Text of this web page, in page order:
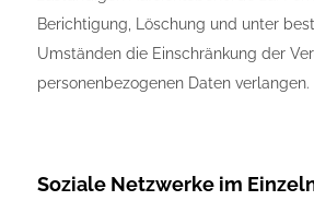
Berichtigung, Löschung und unter
Umständen die Einschränkung der
personenbezogenen Daten verlangen.
Soziale Netzwerke im